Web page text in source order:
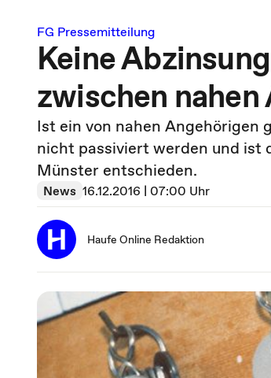
FG Pressemitteilung
Keine
zwischen
Ist ein von nahen Angehörigen
nicht passiviert werden und ist
Münster entschieden.
News 16.12.2016 | 07:00 Uhr
Haufe Online Redaktion